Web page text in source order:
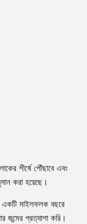
শীর্ষে পৌঁছাবে এবং
করা হয়েছে।
একটি মাইলফলক বছরে
জন্মের প্রত্যাশা করি।